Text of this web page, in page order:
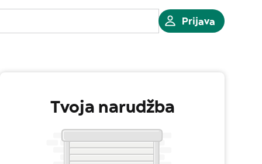
Prijava
Tvoja narudžba